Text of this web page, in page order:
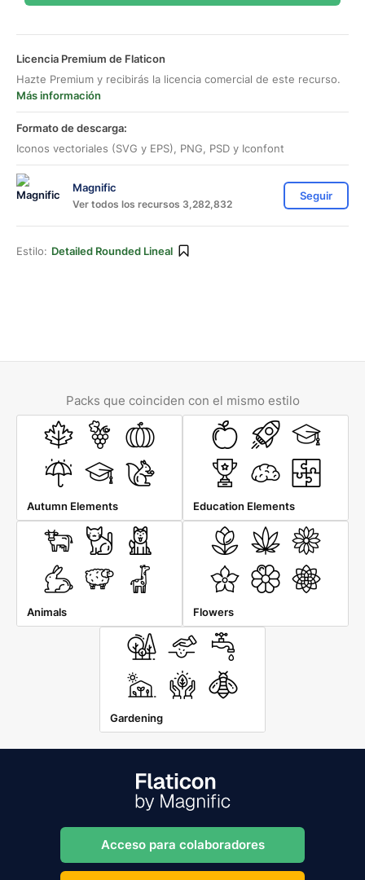
Licencia Premium de Flaticon
Hazte Premium y recibirás la licencia comercial de este recurso.
Más información
Formato de descarga:
Iconos vectoriales (SVG y EPS), PNG, PSD y Iconfont
Magnific
Ver todos los recursos 3,282,832
Seguir
Estilo: Detailed Rounded Lineal
Packs que coinciden con el mismo estilo
Autumn Elements Education Elements
Animals Flowers
Gardening
Acceso para colaboradores